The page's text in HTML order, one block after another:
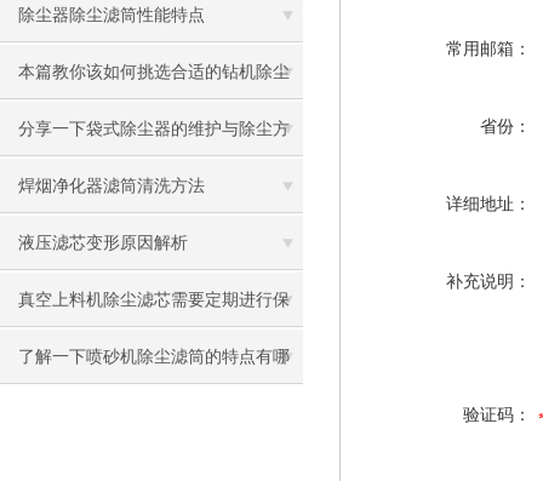
你就知道了
除尘器除尘滤筒性能特点
本篇教你该如何挑选合适的钻机除尘
滤芯
分享一下袋式除尘器的维护与除尘方
法
焊烟净化器滤筒清洗方法
液压滤芯变形原因解析
真空上料机除尘滤芯需要定期进行保
养清理
了解一下喷砂机除尘滤筒的特点有哪
常用邮箱：
省份：
详细地址：
补充说明：
验证码：